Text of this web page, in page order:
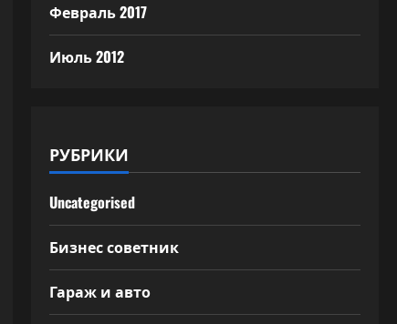
Февраль 2017
Июль 2012
РУБРИКИ
Uncategorised
Бизнес советник
Гараж и авто